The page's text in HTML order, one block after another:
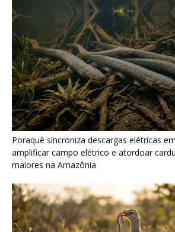
Seriema combina corridas em alta
contra rochas para imobilizar serpentes
cerrado